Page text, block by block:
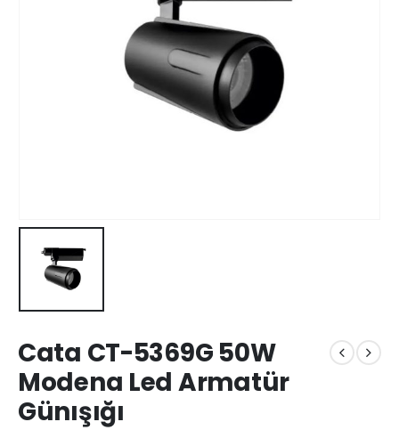
Cata CT-5369G 50W
Modena Led Armatür
Günışığı